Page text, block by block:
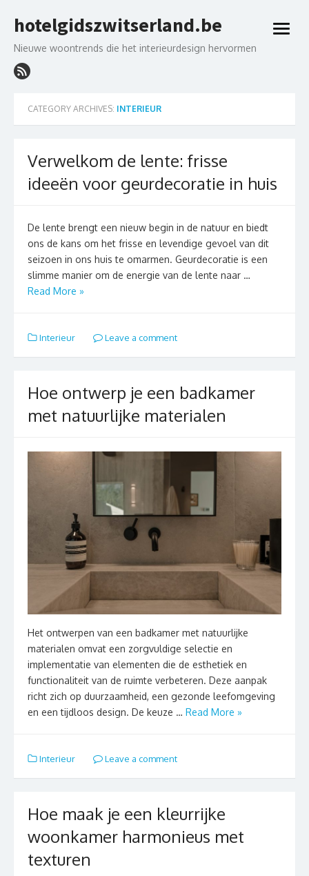
to
hotelgidszwitserland.be
Nieuwe woontrends die het interieurdesign hervormen
open
CATEGORY ARCHIVES: INTERIEUR
Verwelkom de lente: frisse
ideeën voor geurdecoratie in huis
De lente brengt een nieuw begin in de natuur en biedt
ons de kans om het frisse en levendige gevoel van dit
seizoen in ons huis te omarmen. Geurdecoratie is een
slimme manier om de energie van de lente naar …
Read More »
Interieur Leave a comment
Hoe ontwerp je een badkamer
met natuurlijke materialen
Het ontwerpen van een badkamer met natuurlijke
materialen omvat een zorgvuldige selectie en
implementatie van elementen die de esthetiek en
functionaliteit van de ruimte verbeteren. Deze aanpak
richt zich op duurzaamheid, een gezonde leefomgeving
en een tijdloos design. De keuze … Read More »
Interieur Leave a comment
Hoe maak je een kleurrijke
woonkamer harmonieus met
texturen